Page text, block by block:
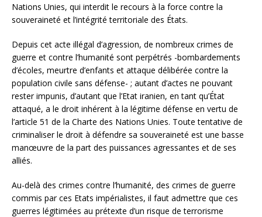
Nations Unies, qui interdit le recours à la force contre la
souveraineté et l’intégrité territoriale des États.
Depuis cet acte illégal d’agression, de nombreux crimes de
guerre et contre l’humanité sont perpétrés -bombardements
d’écoles, meurtre d’enfants et attaque délibérée contre la
population civile sans défense- ; autant d’actes ne pouvant
rester impunis, d’autant que l’Etat iranien, en tant qu’État
attaqué, a le droit inhérent à la légitime défense en vertu de
l’article 51 de la Charte des Nations Unies. Toute tentative de
criminaliser le droit à défendre sa souveraineté est une basse
manœuvre de la part des puissances agressantes et de ses
alliés.
Au-delà des crimes contre l’humanité, des crimes de guerre
commis par ces Etats impérialistes, il faut admettre que ces
guerres légitimées au prétexte d’un risque de terrorisme